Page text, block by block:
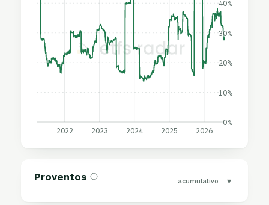
0%
10%
20%
30%
40%
2022 2023 2024 2025 2026
Proventos acumulativo ▾